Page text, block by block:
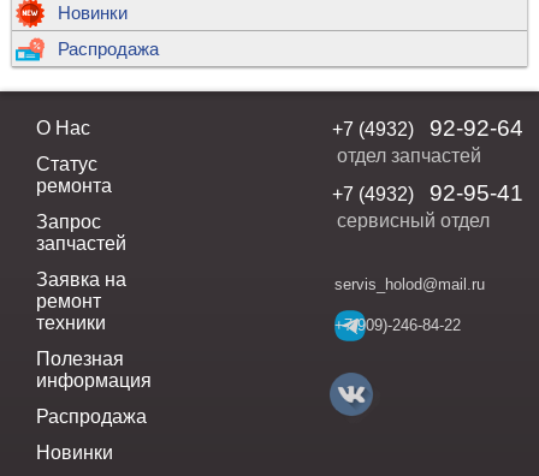
Новинки
Распродажа
О Нас
Статус
ремонта
Запрос
запчастей
Заявка на
ремонт
техники
Полезная
информация
Распродажа
Новинки
+7 (4932) 92-92-64
отдел запчастей
+7 (4932)
92-95-41
сервисный отдел
servis_holod@mail.ru
+7(909)-246-84-22